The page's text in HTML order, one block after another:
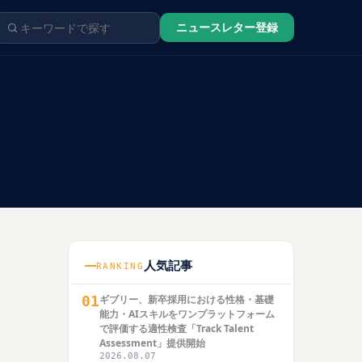
ニュースレター登録
RANKING 人気記事
01ギブリー、新卒採用における性格・基礎
能力・AIスキルをワンプラットフォーム
で評価する適性検査「Track Talent
Assessment」提供開始
2026.08.07